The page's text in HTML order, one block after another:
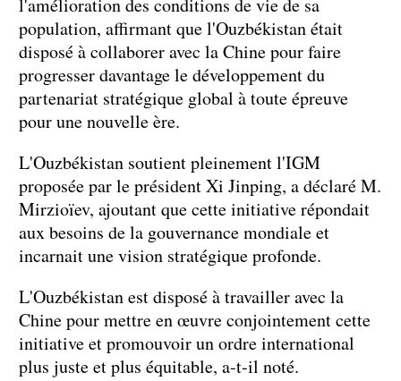
population, affirmant que l'Ouzbékistan était
disposé à collaborer avec la Chine pour faire
progresser davantage le développement du
partenariat stratégique global à toute épreuve
pour une nouvelle ère.
L'Ouzbékistan soutient pleinement l'IGM
proposée par le président Xi Jinping, a déclaré M.
Mirzioïev, ajoutant que cette initiative répondait
aux besoins de la gouvernance mondiale et
incarnait une vision stratégique profonde.
L'Ouzbékistan est disposé à travailler avec la
Chine pour mettre en œuvre conjointement cette
initiative et promouvoir un ordre international
plus juste et plus équitable, a-t-il noté.